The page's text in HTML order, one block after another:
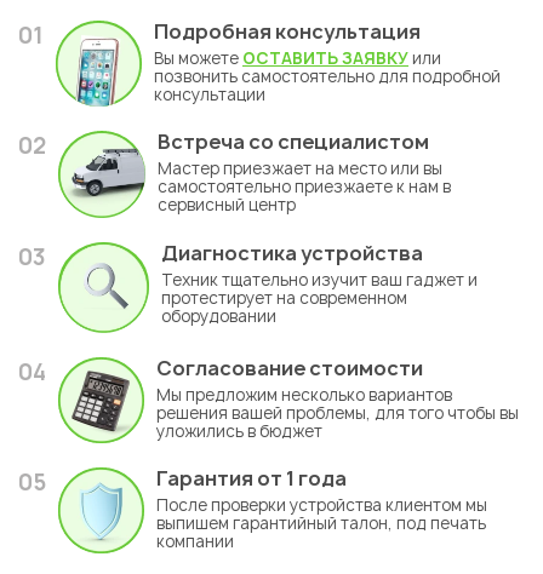
01 Подробная консультация
Вы можете ОСТАВИТЬ ЗАЯВКУ или
позвонить самостоятельно для подробной
консультации
02 Встреча со специалистом
Мастер приезжает на место или вы
самостоятельно приезжаете к нам в
сервисный центр
03 Диагностика устройства
Техник тщательно изучит ваш гаджет и
протестирует на современном
оборудовании
04 Согласование стоимости
Мы предложим несколько вариантов
решения вашей проблемы, для того чтобы вы
уложились в бюджет
05 Гарантия от 1 года
После проверки устройства клиентом мы
выпишем гарантийный талон, под печать
компании